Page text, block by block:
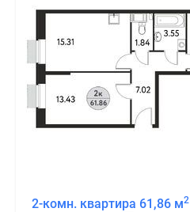
2-комн. квартира 61,86 м2